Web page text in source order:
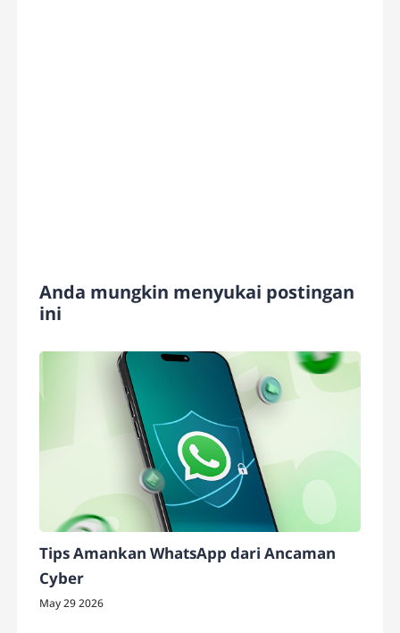
Anda mungkin menyukai postingan
ini
Tips Amankan WhatsApp dari Ancaman
Cyber
May 29 2026